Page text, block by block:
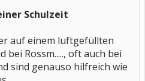
Schulzeit
auf einem luftgefüllten
Rossm....., oft auch bei
sind genauso hilfreich wie